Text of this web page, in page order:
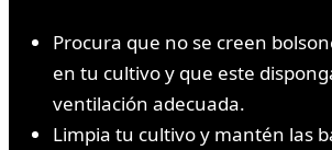
Procura que no se creen
en tu cultivo y que este
ventilación adecuada.
Limpia tu cultivo y mantén las